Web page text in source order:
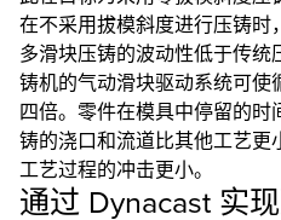
在不采用拔模斜度进行压铸时
多滑块压铸的波动性低于传
铸机的气动滑块驱动系统可
四倍。零件在模具中停留的
铸的浇口和流道比其他工艺
工艺过程的冲击更小。
通过 Dynacast 实